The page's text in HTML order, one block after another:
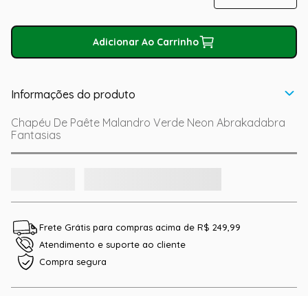
Adicionar Ao Carrinho
Informações do produto
Chapéu De Paête Malandro Verde Neon Abrakadabra
Fantasias
Frete Grátis para compras acima de R$ 249,99
Atendimento e suporte ao cliente
Compra segura